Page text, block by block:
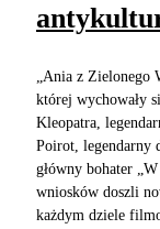
„Ania z Zielonego
której wychowały
Kleopatra,
Poirot, legendarny
główny bohater
wniosków doszli
każdym dziele